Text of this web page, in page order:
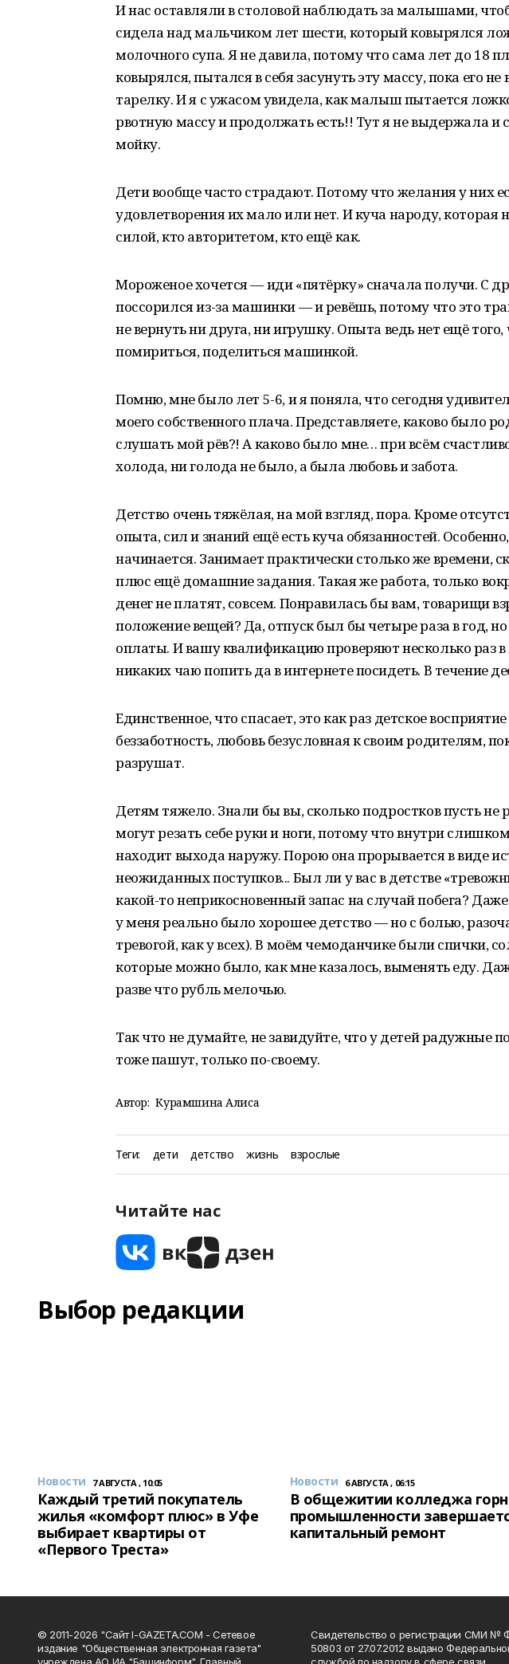
И нас оставляли в столовой наблюдать за малышами,
сидела над мальчиком лет шести, который ковырялся
молочного супа. Я не давила, потому что сама лет до 18
ковырялся, пытался в себя засунуть эту массу, пока его
тарелку. И я с ужасом увидела, как малыш пытается
рвотную массу и продолжать есть!! Тут я не выдержала и
мойку.
Дети вообще часто страдают. Потому что желания у них
удовлетворения их мало или нет. И куча народу, которая
силой, кто авторитетом, кто ещё как.
Мороженое хочется — иди «пятёрку» сначала получи. С
поссорился из-за машинки — и ревёшь, потому что это
не вернуть ни друга, ни игрушку. Опыта ведь нет ещё того,
помириться, поделиться машинкой.
Помню, мне было лет 5-6, и я поняла, что сегодня
моего собственного плача. Представляете, каково было
слушать мой рёв?! А каково было мне… при всём
холода, ни голода не было, а была любовь и забота.
Детство очень тяжёлая, на мой взгляд, пора. Кроме
опыта, сил и знаний ещё есть куча обязанностей.
начинается. Занимает практически столько же времени,
плюс ещё домашние задания. Такая же работа, только
денег не платят, совсем. Понравилась бы вам, товарищи
положение вещей? Да, отпуск был бы четыре раза в год,
оплаты. И вашу квалификацию проверяют несколько раз
никаких чаю попить да в интернете посидеть. В течение
Единственное, что спасает, это как раз детское
беззаботность, любовь безусловная к своим родителям,
разрушат.
Детям тяжело. Знали бы вы, сколько подростков пусть не
могут резать себе руки и ноги, потому что внутри
находит выхода наружу. Порою она прорывается в виде
неожиданных поступков... Был ли у вас в детстве
какой-то неприкосновенный запас на случай побега?
у меня реально было хорошее детство — но с болью,
тревогой, как у всех). В моём чемоданчике были спички,
которые можно было, как мне казалось, выменять еду.
разве что рубль мелочью.
Так что не думайте, не завидуйте, что у детей радужные
тоже пашут, только по-своему.
Автор: Курамшина Алиса
Теги: дети детство жизнь взрослые
Читайте нас
Выбор редакции
Новости 7 АВГУСТА , 10:05
Каждый третий покупатель
жилья «комфорт плюс» в Уфе
выбирает квартиры от
«Первого Треста»
Новости 6 АВГУСТА , 06:15
В общежитии колледжа
промышленности
капитальный ремонт
© 2011-2026 "Сайт I-GAZETA.COM - Сетевое
издание "Общественная электронная газета"
Свидетельство о регистрации СМИ №
50803 от 27.07.2012 выдано